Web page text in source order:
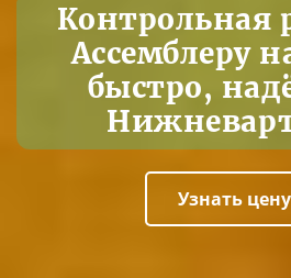
Контрольная
Ассемблеру
быстро,
Узнать цену